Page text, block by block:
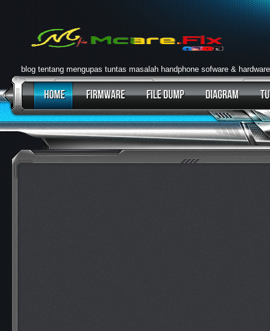
blog tentang mengupas tuntas masalah handphone sofware & hardware